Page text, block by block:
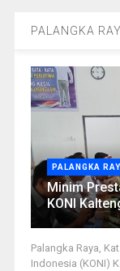
PALANGKA
PALANGKA
Minim
KONI
Palangka Raya,
Indonesia (KONI)